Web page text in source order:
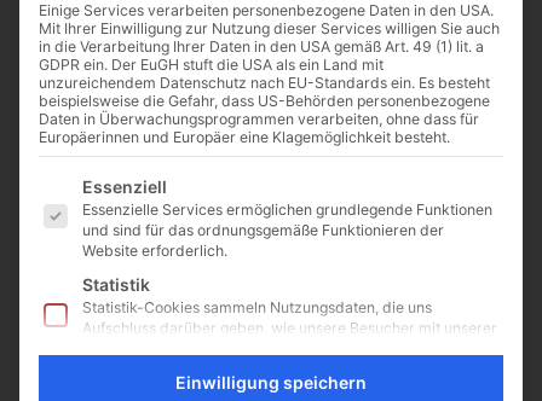
„Wie muss die Sexualität
gelebt werden, dass sie
den Menschen glücklich
macht?“
Mareike Sornek über das Apostolat
2.0, Theologie des Leibes und
wahre Schönheit im Gespräch
mit The Cathwalk CW: Liebe
Mareike, beim Wort „Apostolat“
denken viele Katholiken...
Mission possible – Ein
Einige Services verarbeiten personenbezogene Daten in den USA.
Mit Ihrer Einwilligung zur Nutzung dieser Services willigen Sie auch
in die Verarbeitung Ihrer Daten in den USA gemäß Art. 49 (1) lit. a
GDPR ein. Der EuGH stuft die USA als ein Land mit
unzureichendem Datenschutz nach EU-Standards ein. Es besteht
beispielsweise die Gefahr, dass US-Behörden personenbezogene
Daten in Überwachungsprogrammen verarbeiten, ohne dass für
Europäerinnen und Europäer eine Klagemöglichkeit besteht.
Es folgt eine Liste der Service-Gruppen, für die eine
Essenziell
Essenzielle Services ermöglichen grundlegende Funktionen
und sind für das ordnungsgemäße Funktionieren der
Website erforderlich.
Statistik
Statistik-Cookies sammeln Nutzungsdaten, die uns
Aufschluss darüber geben, wie unsere Besucher mit unserer
Externe MedienEinwilligung speichern